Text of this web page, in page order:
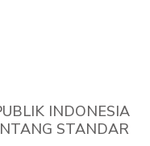
INDONESIA
STANDAR